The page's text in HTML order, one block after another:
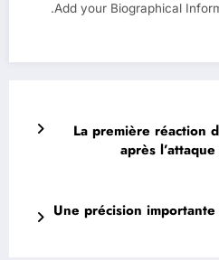
Add your Biographical
La première réaction
après
Une précision